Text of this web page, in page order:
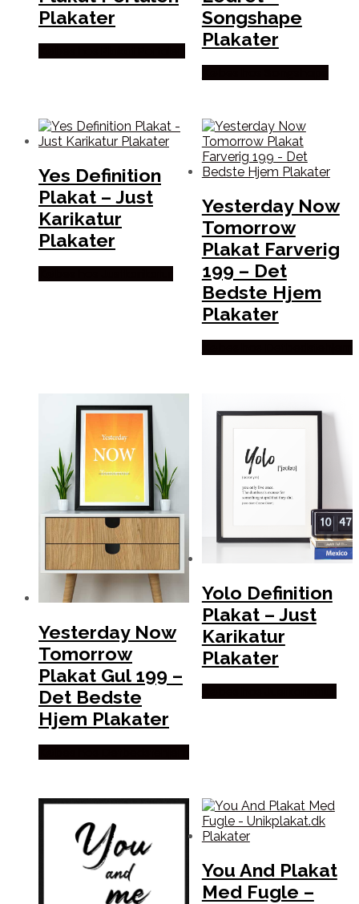
Plakater
Songshape
Plakater
Yes Definition
Plakat – Just
Karikatur
Plakater
Yesterday Now
Tomorrow
Plakat Farverig
199 – Det
Bedste Hjem
Plakater
Yesterday Now
Tomorrow
Plakat Gul 199 –
Det Bedste
Hjem Plakater
Yolo Definition
Plakat – Just
Karikatur
Plakater
You And Plakat
Med Fugle –